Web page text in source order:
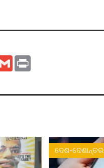
Gmail
ଦେଶ-ଦେଶାନ୍ତର